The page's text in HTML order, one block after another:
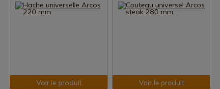
Voir le produit Voir le produit